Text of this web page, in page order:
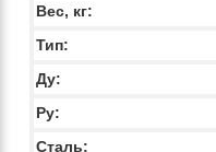
Вес, кг:
Тип:
Ду:
Ру:
Сталь: